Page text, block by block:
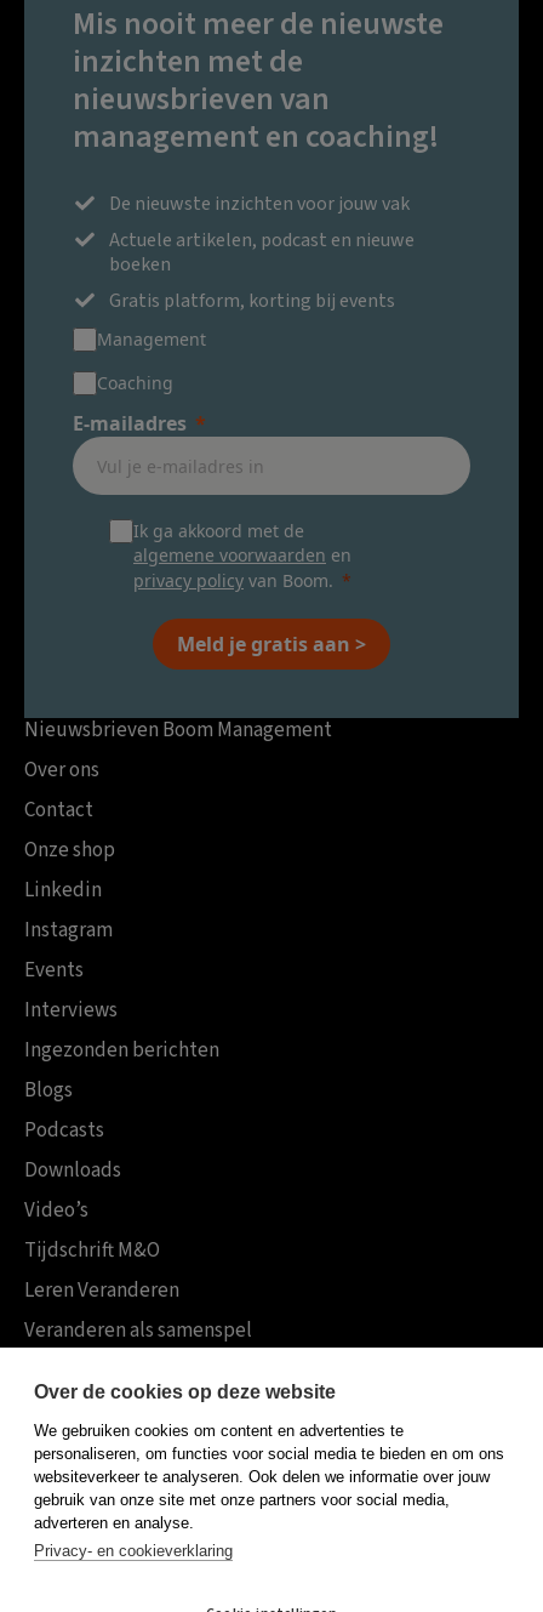
Mis nooit meer de nieuwste
inzichten met de
nieuwsbrieven van
management en coaching!
De nieuwste inzichten voor jouw vak
Actuele artikelen, podcast en nieuwe
boeken
Gratis platform, korting bij events
Management
Coaching
E-mailadres
Ik ga akkoord met de
algemene voorwaarden en
privacy policy van Boom.
Meld je gratis aan >
Nieuwsbrieven Boom Management
Over ons
Contact
Onze shop
Linkedin
Instagram
Events
Interviews
Ingezonden berichten
Blogs
Podcasts
Downloads
Video’s
Tijdschrift M&O
Leren Veranderen
Veranderen als samenspel
Koninklijke Boom uitgevers
Boom Psychologie
Boom Hoger Onderwijs
Over de cookies op deze website
We gebruiken cookies om content en advertenties te
personaliseren, om functies voor social media te bieden en om ons
websiteverkeer te analyseren. Ook delen we informatie over jouw
gebruik van onze site met onze partners voor social media,
adverteren en analyse.
Privacy- en cookieverklaring